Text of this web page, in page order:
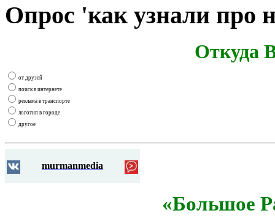
Опрос 'как узнали про
Откуда
от друзей
поиск в интернете
реклама в транспорте
логотип в городе
другое
murmanmedia
«Большое